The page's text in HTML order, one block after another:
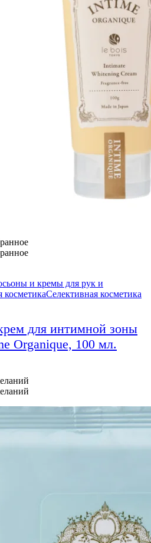
и кремы для рук и
косметикаСелективная косметика
для интимной зоны
Organique, 100 мл.